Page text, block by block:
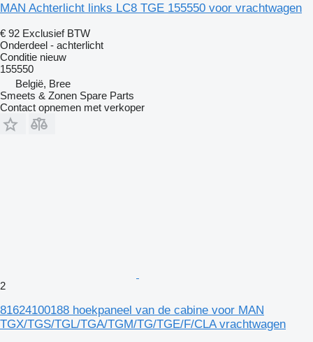
MAN Achterlicht links LC8 TGE 155550 voor vrachtwagen
€ 92 Exclusief BTW
Onderdeel - achterlicht
Conditie nieuw
155550
België, Bree
Smeets & Zonen Spare Parts
Contact opnemen met verkoper
2
81624100188 hoekpaneel van de cabine voor MAN
TGX/TGS/TGL/TGA/TGM/TG/TGE/F/CLA vrachtwagen